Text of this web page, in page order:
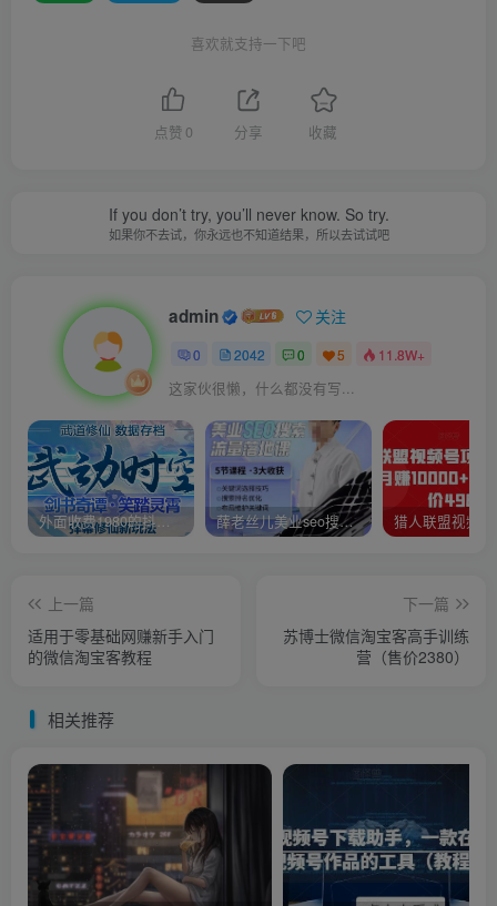
喜欢就支持一下吧
点赞 0 分享 收藏
If you don’t try, you’ll never know. So try.
如果你不去试，你永远也不知道结果，所以去试试吧
admin 关注
0 2042 0 5 11.8W+
这家伙很懒，什么都没有写...
外面收费1980的抖音武动时空直播项目，无需真人出镜，实时互动直播【软件+详细教程】 薛老丝儿美业seo搜索流量落地课，一周暴涨20w粉丝，全干货讲解
上一篇
适用于零基础网赚新手入门
的微信淘宝客教程
下一篇
苏博士微信淘宝客高手训练
营（售价2380）
相关推荐